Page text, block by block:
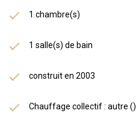
1 chambre(s)
1 salle(s) de bain
construit en 2003
Chauffage collectif : autre ()